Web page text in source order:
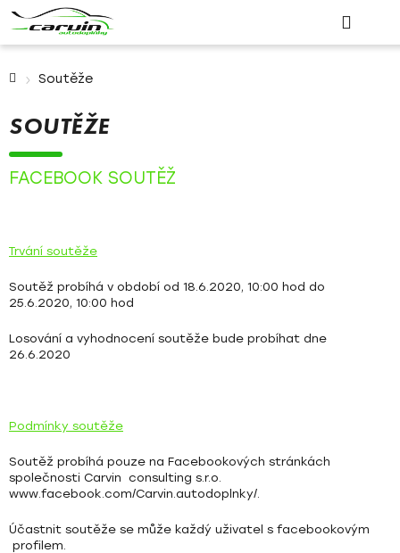
Přihlášení
Soutěže
SOUTĚŽE
FACEBOOK SOUTĚŽ
Trvání soutěže
Soutěž probíhá v období od 18.6.2020, 10:00 hod do
25.6.2020, 10:00 hod
Losování a vyhodnocení soutěže bude probíhat dne
26.6.2020
Podmínky soutěže
Soutěž probíhá pouze na Facebookových stránkách
společnosti Carvin consulting s.r.o.
www.facebook.com/Carvin.autodoplnky/.
Účastnit soutěže se může každý uživatel s facebookovým
profilem.